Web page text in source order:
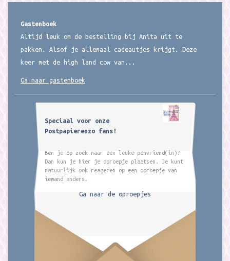
Gastenboek
Altijd leuk om de bestelling bij Anita uit te
pakken. Alsof je allemaal cadeautjes krijgt. Deze
keer met de high land cow van...
Ga naar gastenboek
Speciaal voor onze
Postpapierenzo fans!
Ben je op zoek naar een leuke penvriend(in)?
Dan kun je hier je oproepje plaatsen. Je kunt
natuurlijk ook reageren op een oproepje van
iemand anders.
Ga naar de oproepjes